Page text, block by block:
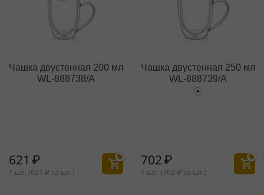
Чашка двустенная 200 мл
WL‑888738/A
621 ₽
1 шт. (621 ₽ за шт.)
Чашка двустенная 250 мл
WL‑888739/A
702₽
1 шт. (702 ₽ за шт.)